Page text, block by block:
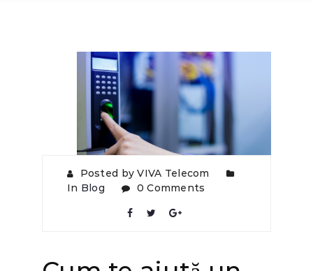
Posted by VIVA Telecom
In Blog 0 Comments